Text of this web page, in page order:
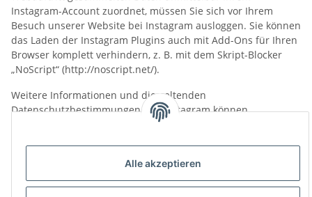
Alle akzeptieren
Instagram-Account zuordnet, müssen Sie sich vor Ihrem
Besuch unserer Website bei Instagram ausloggen. Sie können
das Laden der Instagram Plugins auch mit Add-Ons für Ihren
Browser komplett verhindern, z. B. mit dem Skript-Blocker
„NoScript“ (http://noscript.net/).
Weitere Informationen und die geltenden
Datenschutzbestimmungen von Instagram können
https://help.instagram.com/155833707900388
Twitter